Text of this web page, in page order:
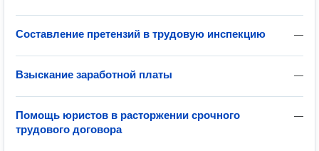
—
Составление претензий в трудовую инспекцию
—
Взыскание заработной платы
—
Помощь юристов в расторжении срочного
трудового договора